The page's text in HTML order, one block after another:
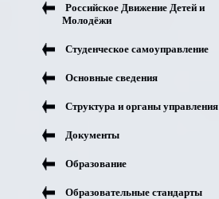
Российское Движение Детей и
Молодёжи
Студенческое самоуправление
Основные сведения
Структура и органы управления
Документы
Образование
Образовательные стандарты